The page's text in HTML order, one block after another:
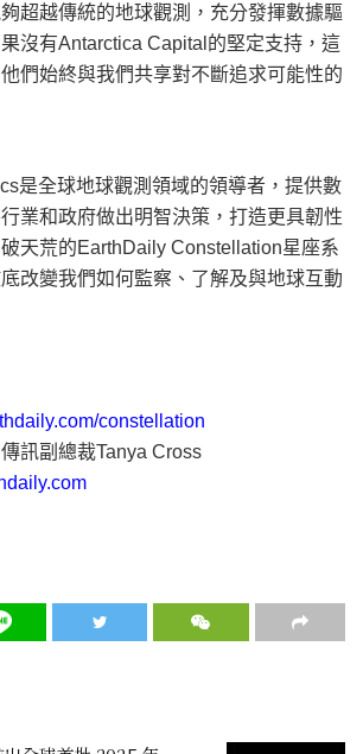
超越傳統的地球觀測，充分發揮數據驅
沒有Antarctica Capital的堅定支持，這
們始終與我們共享對不斷追求可能性的
是全球地球觀測領域的領導者，提供數
業和政府做出明智決策，打造更具韌性
天荒的EarthDaily Constellation星座系
改變我們如何監察、了解及與地球互動
constellation
訊副總裁Tanya Cross